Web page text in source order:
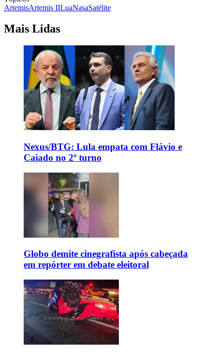
ArtemisArtemis IILuaNasaSatélite
Mais Lidas
Nexus/BTG: Lula empata com Flávio e
Caiado no 2º turno
Globo demite cinegrafista após cabeçada
em repórter em debate eleitoral